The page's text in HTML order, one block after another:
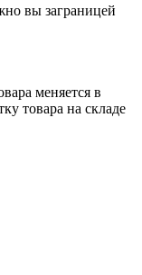
вы заграницей
меняется в
товара на складе